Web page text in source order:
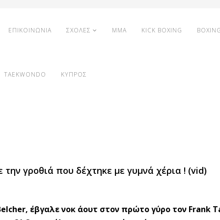
ΕΠΙΚΟΙΝΩΝΙΑ ΣΧΟΛΕΣ MMA KICK BOXING
TAEKWONDO ΚΥΠΡΟΣ
γροθιά που δέχτηκε με γυμνά χέρια ! (vid)
έβγαλε νοκ άουτ στον πρώτο γύρο τον Frank